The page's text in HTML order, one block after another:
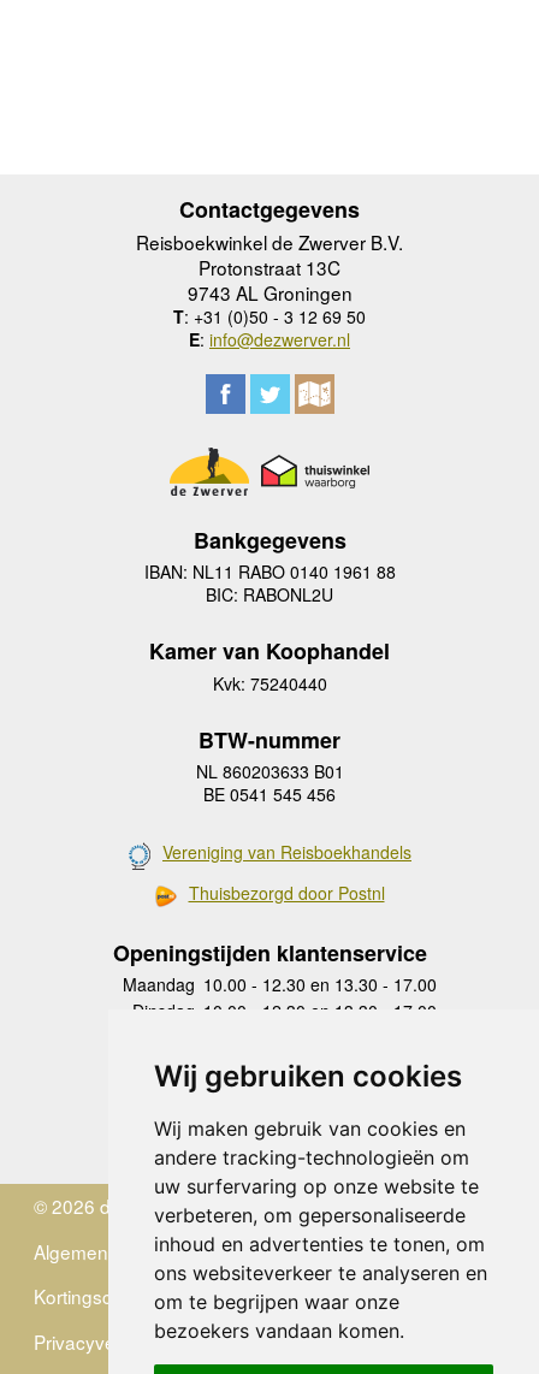
Wij gebruiken cookies
Wij maken gebruik van cookies en
andere tracking-technologieën om
uw surfervaring op onze website te
verbeteren, om gepersonaliseerde
inhoud en advertenties te tonen, om
ons websiteverkeer te analyseren en
om te begrijpen waar onze
bezoekers vandaan komen.
Contactgegevens
Reisboekwinkel de Zwerver B.V.
Protonstraat 13C
9743 AL Groningen
T: +31 (0)50 - 3 12 69 50
E: info@dezwerver.nl
Bankgegevens
IBAN: NL11 RABO 0140 1961 88
BIC: RABONL2U
Kamer van Koophandel
Kvk: 75240440
BTW-nummer
NL 860203633 B01
BE 0541 545 456
Vereniging van Reisboekhandels
Thuisbezorgd door Postnl
Openingstijden klantenservice
Maandag 10.00 - 12.30 en 13.30 - 17.00
Dinsdag 10.00 - 12.30 en 13.30 - 17.00
Donderdag
10.00 - 12.30 en 13.30 - 17.00
Vrijdag 10.00 - 12.30 en 13.30 - 17.00
Zaterdag
gesloten
Zondag
gesloten
© 2026 de Zwerver
Algemene Voorwaarden
Kortingscode
Privacyverklaring